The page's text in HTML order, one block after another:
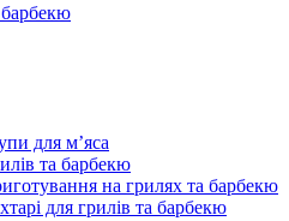
барбекю
для м’яса
та барбекю
на грилях та барбекю
для грилів та барбекю